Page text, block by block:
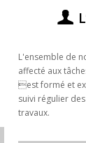
L'ensemble de
affecté aux
est formé et
suivi régulier
travaux.